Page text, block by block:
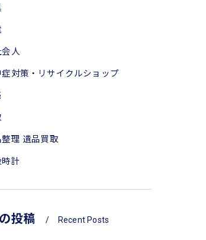
会人
症対策・リサイクルショップ
整理 遺品買取
時計
投稿 Recent Posts